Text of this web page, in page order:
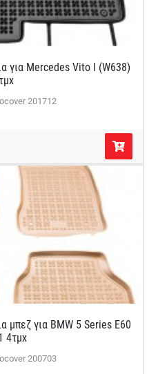
για Mercedes Vito I (W638)
201712
μπεζ για BMW 5 Series E60
4τμχ
200703